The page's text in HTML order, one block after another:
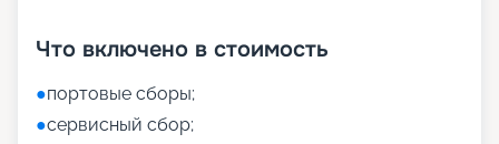
Что включено в стоимость
●портовые сборы;
●сервисный сбор;